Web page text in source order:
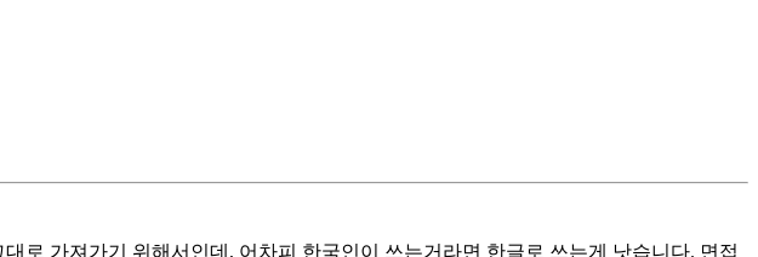
로 가져가기 위해서인데, 어차피 한국인이 쓰는거라면 한글로 쓰는게 낫습니다. 면접